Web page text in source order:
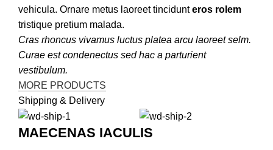
vehicula. Ornare metus laoreet tincidunteros rolem
tristique pretium malada.
Cras rhoncus vivamus luctus platea arcu laoreet selm.
Curae est condenectus sed hac a parturient
vestibulum.
MORE PRODUCTS
Shipping & Delivery
MAECENAS IACULIS